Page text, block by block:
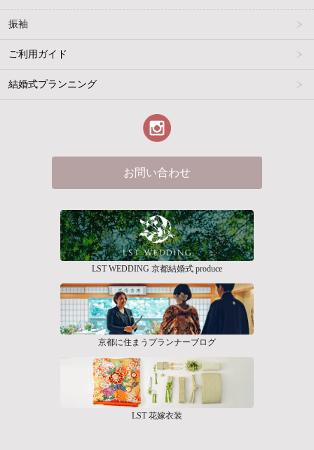
振袖
ご利用ガイド
結婚式プランニング
お問い合わせ
LST WEDDING 京都結婚式 produce
京都に住まうプランナーブログ
LST 花嫁衣装